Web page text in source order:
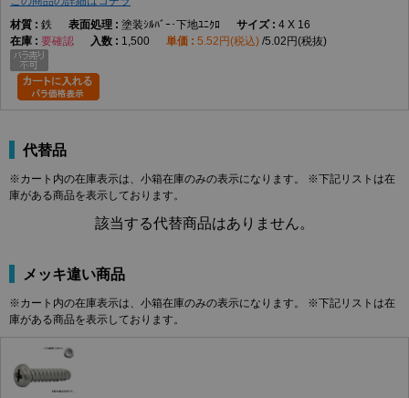
鉄
塗装ｼﾙﾊﾞｰ･下地ﾕﾆｸﾛ
4 X 16
要確認
1,500 5.52円(税込) 5.02円(税抜)
代替品
※カート内の在庫表示は、小箱在庫のみの表示になります。 ※下記リストは在
庫がある商品を表示しております。
該当する代替商品はありません。
メッキ違い商品
※カート内の在庫表示は、小箱在庫のみの表示になります。 ※下記リストは在
庫がある商品を表示しております。